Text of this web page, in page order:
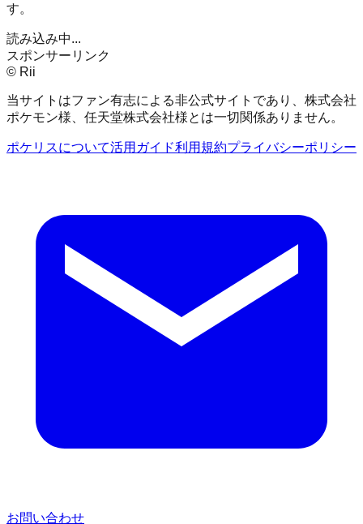
す。
読み込み中...
スポンサーリンク
© Rii
当サイトはファン有志による非公式サイトであり、株式会社
ポケモン様、任天堂株式会社様とは一切関係ありません。
ポケリスについて活用ガイド利用規約プライバシーポリシー
お問い合わせ